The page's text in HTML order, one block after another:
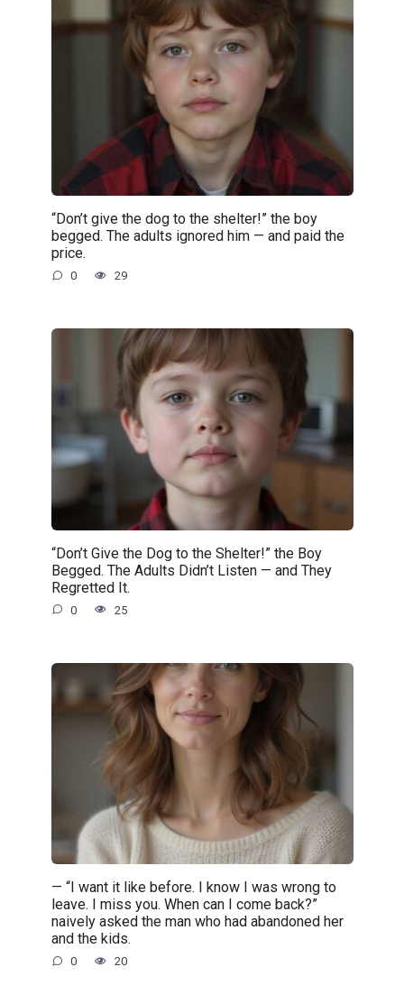
“Don’t give the dog to the shelter!” the boy
begged. The adults ignored him — and paid the
price.
0 29
“Don’t Give the Dog to the Shelter!” the Boy
Begged. The Adults Didn’t Listen — and They
Regretted It.
0 25
— “I want it like before. I know I was wrong to
leave. I miss you. When can I come back?”
naively asked the man who had abandoned her
and the kids.
0 20